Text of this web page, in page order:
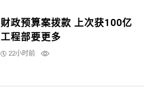
财政预算案拨款 上次获100亿
工程部要更多
22小时前